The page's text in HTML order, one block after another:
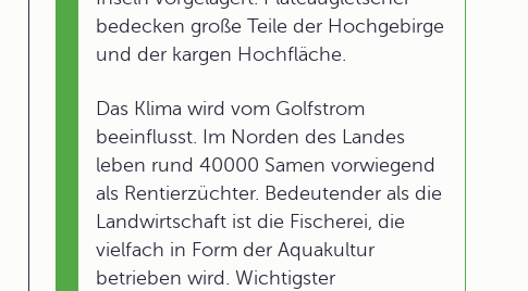
bedecken große Teile der Hochgebirge
und der kargen Hochfläche.
Das Klima wird vom Golfstrom
beeinflusst. Im Norden des Landes
leben rund 40000 Samen vorwiegend
als Rentierzüchter. Bedeutender als die
Landwirtschaft ist die Fischerei, die
vielfach in Form der Aquakultur
betrieben wird. Wichtigster